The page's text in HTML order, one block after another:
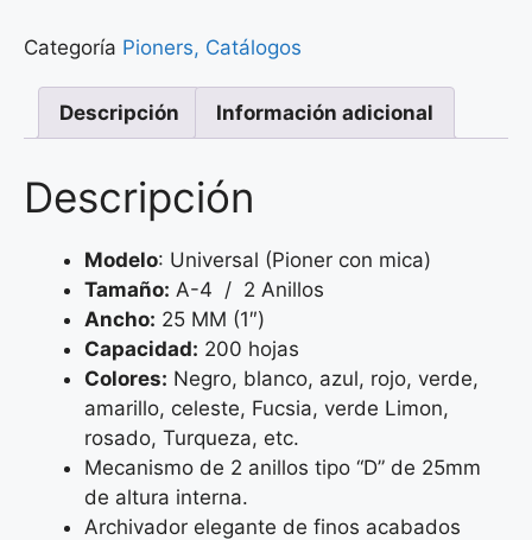
Categoría Pioners, Catálogos
Descripción Información adicional
Descripción
Modelo: Universal (Pioner con mica)
Tamaño: A-4 / 2 Anillos
Ancho: 25 MM (1″)
Capacidad: 200 hojas
Colores: Negro, blanco, azul, rojo, verde,
amarillo, celeste, Fucsia, verde Limon,
rosado, Turqueza, etc.
Mecanismo de 2 anillos tipo “D” de 25mm
de altura interna.
Archivador elegante de finos acabados